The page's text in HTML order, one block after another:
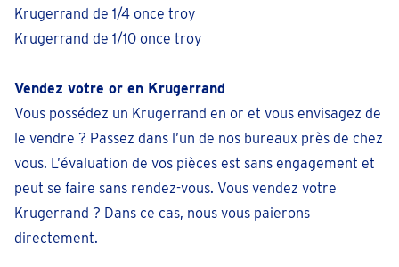
Prendre un rendez-vous
Avenue Charles Quint 121 - 123
Fermé• lundi pour 09:30
téléphoner 02 - 320 29 39
Beringen
Krugerrand de 1/4 once troy
Krugerrand de 1/10 once troy
Vendez votre or en Krugerrand
Vous possédez un Krugerrand en or et vous envisagez de
le vendre ? Passez dans l’un de nos bureaux près de chez
vous. L’évaluation de vos pièces est sans engagement et
peut se faire sans rendez-vous. Vous vendez votre
Krugerrand ? Dans ce cas, nous vous paierons
directement.